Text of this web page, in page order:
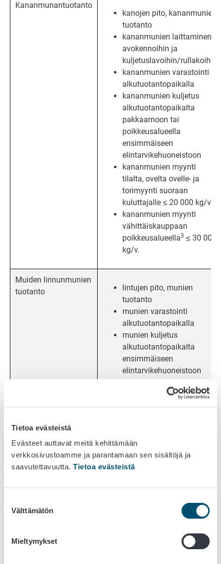
Tietoa evästeistä
Evästeet auttavat meitä kehittämään
verkkosivustoamme ja parantamaan sen sisältöjä ja
saavutettavuutta. Tietoa evästeistä
valinta
Välttämätön
Mieltymykset
Kananmunantuotanto
kanojen pito, kananmunien
tuotanto
kananmunien laittaminen
avokennoihin ja
kuljetuslavoihin/rullakoihin
kananmunien varastointi
alkutuotantopaikalla
kananmunien kuljetus
alkutuotantopaikalta
pakkaamoon tai
poikkeusalueella
ensimmäiseen
elintarvikehuoneistoon
kananmunien myynti
tilalta, ovelta ovelle- ja
torimyynti suoraan
kuluttajalle ≤ 20 000 kg/v.
kananmunien myynti
vähittäiskauppaan
poikkeusalueella3 ≤ 30 000
kg/v.
Muiden linnunmunien
tuotanto
lintujen pito, munien
tuotanto
munien varastointi
alkutuotantopaikalla
munien kuljetus
alkutuotantopaikalta
ensimmäiseen
elintarvikehuoneistoon
munien myynti suoraan
kuluttajalle ≤ 5000 kg/v.
munien toimittaminen
oman alkutuotantopaikan
tuotannon pakkaaminen
mehiläistarhaus
hunajan linkoaminen,
myös rahtitoimintana
alkutuotantopaikalla, myös